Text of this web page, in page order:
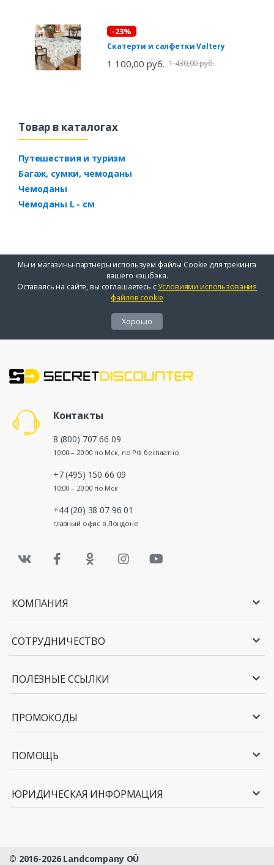
-23%
Скатерти и салфетки Valtery
1 100,00 руб. 1 430,00 руб.
Товар в каталогах
Путешествия и туризм
Багаж, сумки, чемоданы
Чемоданы
Чемоданы L - см
Мы и магазины-партнеры используем файлы Cookie для трекинга
вашего кэшбэка.
Оставаясь на сайте, вы соглашаетесь сУсловиями использования
файлов cookie
Хорошо
Контакты
8 (800) 707 66 09
10:00 – 20:00 по Мск, по РФ бесплатно
+7 (495) 150 66 09
10:00 – 20:00 по Мск
+44 (20) 38 07 96 01
главный офис в Лондоне
КОМПАНИЯ
СОТРУДНИЧЕСТВО
ПОЛЕЗНЫЕ ССЫЛКИ
ПРОМОКОДЫ
ПОМОЩЬ
ЮРИДИЧЕСКАЯ ИНФОРМАЦИЯ
© 2016-2026 Landcompany OÜ